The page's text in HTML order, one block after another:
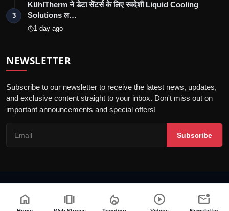
3
KühlTherm ने डेटा सेंटर्स के लिए स्वदेशी Liquid Cooling
Solutions ल…
1 day ago
NEWSLETTER
Subscribe to our newsletter to receive the latest news, updates,
and exclusive content straight to your inbox. Don't miss out on
important announcements and special offers!
Subscribe
संपादकीय नीतिनियम और शर्तें पीआर न्यूज़वायर
home amp_stories local_fire_department play_circle mark_email_unread